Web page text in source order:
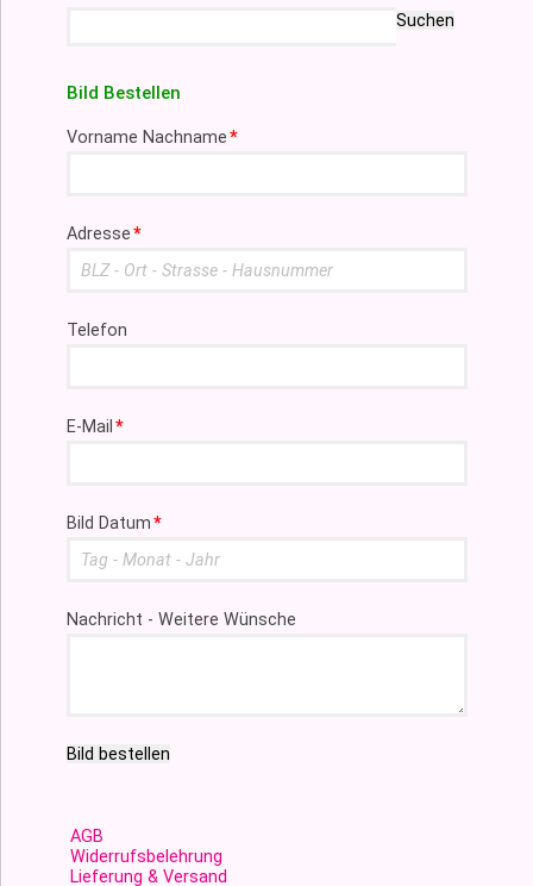
Suchen
Bild Bestellen
Pflichtfeld
Vorname Nachname*
Pflichtfeld
Adresse*
Telefon
Pflichtfeld
E-Mail*
Pflichtfeld
Bild Datum*
Nachricht - Weitere Wünsche
Bild bestellen
AGB
Widerrufsbelehrung
Lieferung & Versand